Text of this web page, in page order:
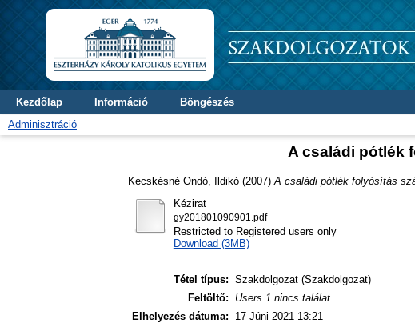
Kezdőlap Információ
Böngészés
Adminisztráció
A családi pótlék
Kecskésné Ondó, Ildikó (2007) A családi pótlék folyósítás
Kézirat
gy201801090901.pdf
Restricted to Registered users only
Download (3MB)
Tétel típus: Szakdolgozat (Szakdolgozat)
Feltöltő:
Users 1 nincs találat.
Elhelyezés dátuma:
17 Júni 2021 13:21